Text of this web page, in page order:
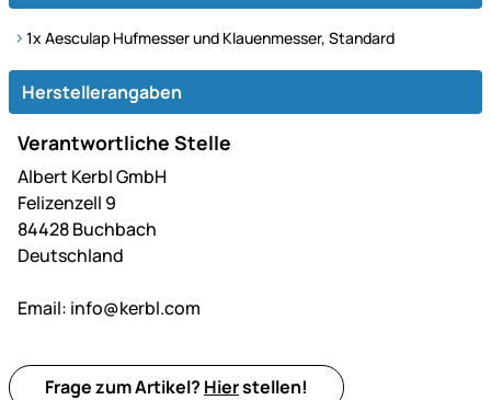
1x Aesculap Hufmesser und Klauenmesser, Standard
Herstellerangaben
Verantwortliche Stelle
Albert Kerbl GmbH
Felizenzell 9
84428 Buchbach
Deutschland
Email: info@kerbl.com
Frage zum Artikel? Hierstellen!